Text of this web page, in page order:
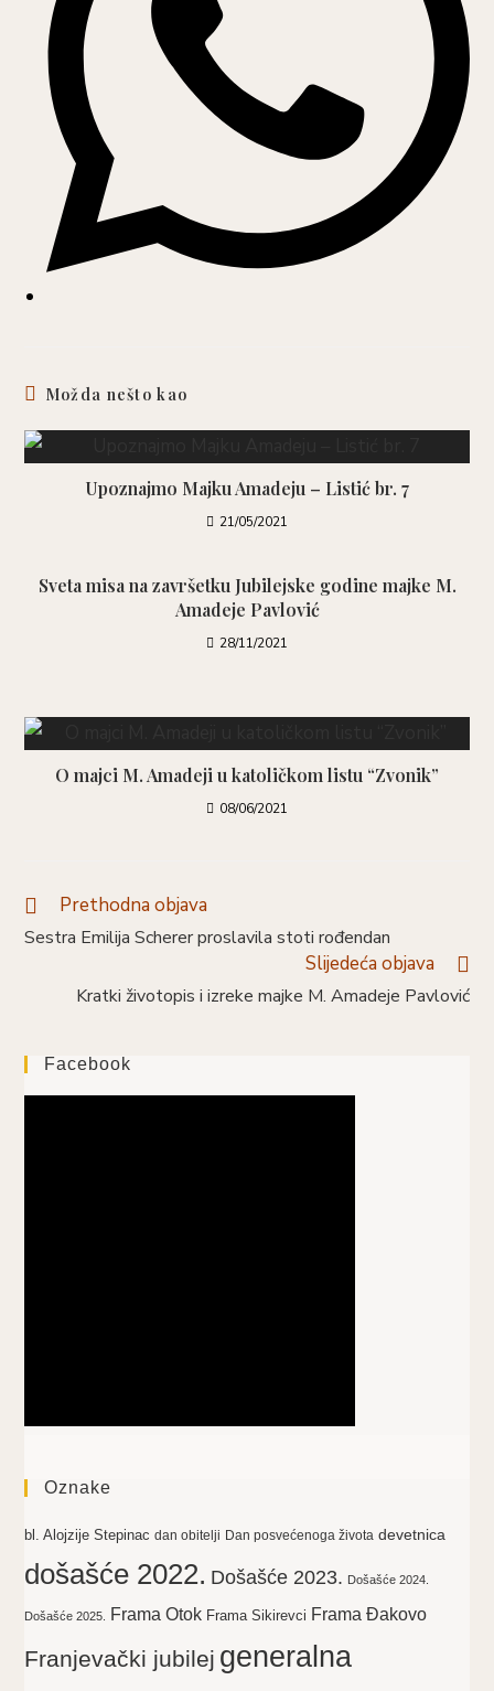
Možda nešto kao
Upoznajmo Majku Amadeju – Listić br. 7
21/05/2021
Sveta misa na završetku Jubilejske godine majke M.
Amadeje Pavlović
28/11/2021
O majci M. Amadeji u katoličkom listu “Zvonik”
08/06/2021
Pročitaj
članaka
Prethodna objava
Sestra Emilija Scherer proslavila stoti rođendan
Slijedeća objava
Kratki životopis i izreke majke M. Amadeje Pavlović
Facebook
Oznake
bl. Alojzije Stepinac dan obitelji Dan posvećenoga života devetnica
došašće 2022. Došašće 2023. Došašće 2024.
Došašće 2025. Frama Otok Frama Sikirevci Frama Đakovo
Franjevački jubilej generalna